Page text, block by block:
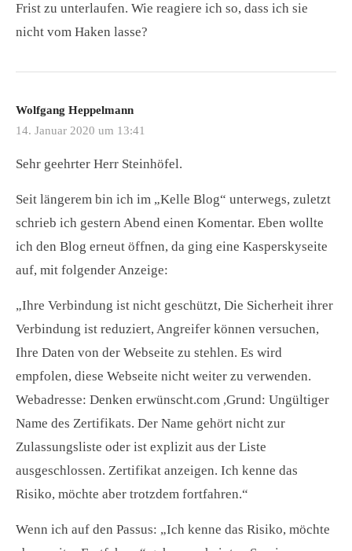
Frist zu unterlaufen. Wie reagiere ich so, dass ich sie
nicht vom Haken lasse?
Wolfgang Heppelmann
14. Januar 2020 um 13:41
Sehr geehrter Herr Steinhöfel.
Seit längerem bin ich im „Kelle Blog“ unterwegs, zuletzt
schrieb ich gestern Abend einen Komentar. Eben wollte
ich den Blog erneut öffnen, da ging eine Kasperskyseite
auf, mit folgender Anzeige:
„Ihre Verbindung ist nicht geschützt, Die Sicherheit ihrer
Verbindung ist reduziert, Angreifer können versuchen,
Ihre Daten von der Webseite zu stehlen. Es wird
empfolen, diese Webseite nicht weiter zu verwenden.
Webadresse: Denken erwünscht.com ,Grund: Ungültiger
Name des Zertifikats. Der Name gehört nicht zur
Zulassungsliste oder ist explizit aus der Liste
ausgeschlossen. Zertifikat anzeigen. Ich kenne das
Risiko, möchte aber trotzdem fortfahren.“
Wenn ich auf den Passus: „Ich kenne das Risiko, möchte